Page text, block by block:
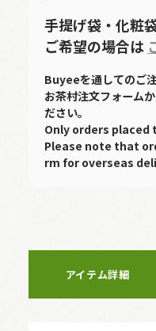
手提げ袋・化粧
ご希望の場合は
Buyeeを通してのご
お茶村注文フォーム
ださい。
Only orders
Please note that
rm for overseas
アイテム詳細